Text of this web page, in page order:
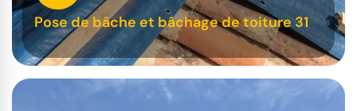
Pose de bâche et bâchage de toiture 31